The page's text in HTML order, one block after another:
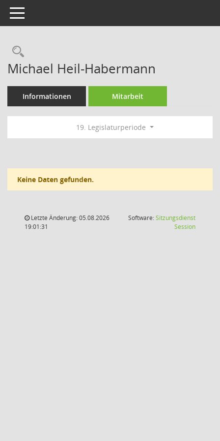
Toggle navigation
Rechercheauswahl
Michael Heil-Habermann
Informationen Mitarbeit
19. Legislaturperiode
Keine Daten gefunden.
Letzte Änderung: 05.08.2026
19:01:31
Software:Sitzungsdienst
Session(Wird in